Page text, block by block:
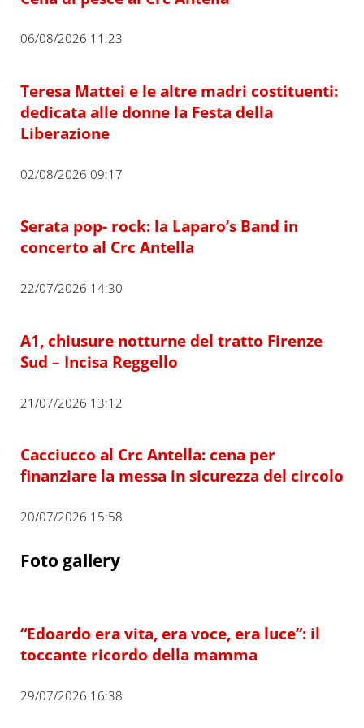
06/08/2026 11:23
Teresa Mattei e le altre madri costituenti:
dedicata alle donne la Festa della
Liberazione
02/08/2026 09:17
Serata pop- rock: la Laparo’s Band in
concerto al Crc Antella
22/07/2026 14:30
A1, chiusure notturne del tratto Firenze
Sud – Incisa Reggello
21/07/2026 13:12
Cacciucco al Crc Antella: cena per
finanziare la messa in sicurezza del circolo
20/07/2026 15:58
Foto gallery
“Edoardo era vita, era voce, era luce”: il
toccante ricordo della mamma
29/07/2026 16:38